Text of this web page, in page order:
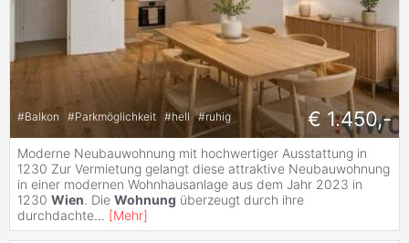
#Balkon #Parkmöglichkeit #hell #ruhig € 1.450,-
Moderne Neubauwohnung mit hochwertiger Ausstattung in
1230 Zur Vermietung gelangt diese attraktive Neubauwohnung
in einer modernen Wohnhausanlage aus dem Jahr 2023 in
1230 Wien. Die Wohnung überzeugt durch ihre
durchdachte... [Mehr]